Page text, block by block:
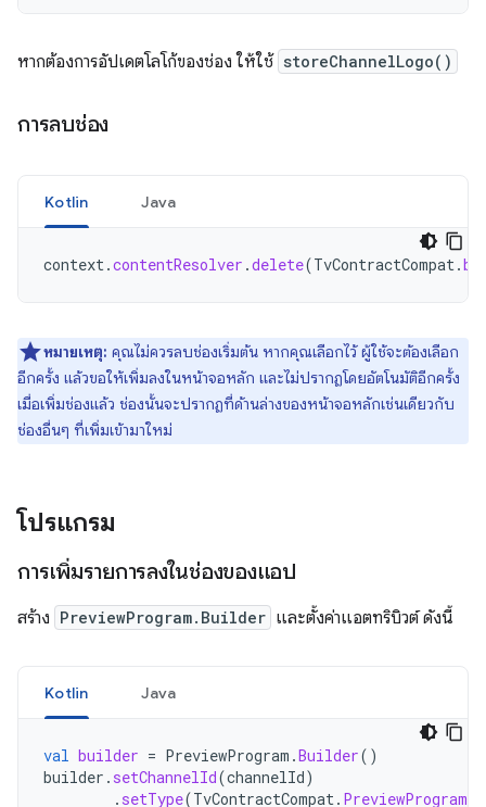
หากต้องการอัปเดตโลโก้ของช่อง ให้ใช้ storeChannelLogo()
การลบช่อง
Kotlin Java
context.contentResolver .delete(TvContractCompat.
หมายเหตุ: คุณไม่ควรลบช่องเริ่มต้น หากคุณเลือกไว้ ผู้ใช้จะต้องเลือก
อีกครั้ง แล้วขอให้เพิ่มลงในหน้าจอหลัก และไม่ปรากฏโดยอัตโนมัติอีกครั้ง
เมื่อเพิ่มช่องแล้ว ช่องนั้นจะปรากฏที่ด้านล่างของหน้าจอหลักเช่นเดียวกับ
ช่องอื่นๆ ที่เพิ่มเข้ามาใหม่
โปรแกรม
การเพิ่มรายการลงในช่องของแอป
สร้าง PreviewProgram.Builder และตั้งค่าแอตทริบิวต์ ดังนี้
Kotlin Java
val builder = PreviewProgram .Builder()
builder . setChannelId(channelId)
. setType(TvContractCompat. PreviewPrograms